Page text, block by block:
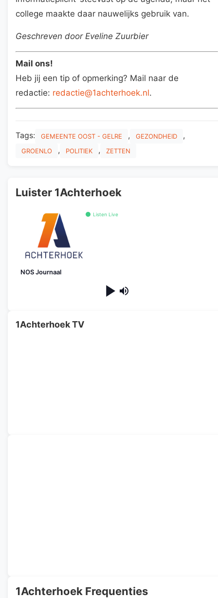
college maakte daar nauwelijks gebruik van.
Geschreven door Eveline Zuurbier
Mail ons!
Heb jij een tip of opmerking? Mail naar de
redactie: redactie@1achterhoek.nl.
Tags: GEMEENTE OOST - GELRE , GEZONDHEID ,
GROENLO , POLITIEK , ZETTEN
Luister 1Achterhoek
Listen Live
NOS Journaal
1Achterhoek TV
1Achterhoek Frequenties